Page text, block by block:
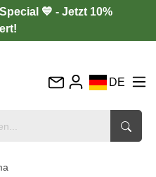
💙 - Jetzt 10%
DE
IT